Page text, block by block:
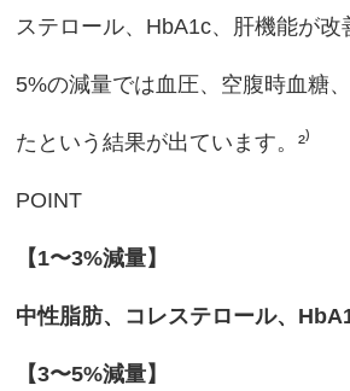
ステロール、HbA1c、肝機能が改
5%の減量では血圧、空腹時血糖
たという結果が出ています。²⁾
POINT
【1〜3%減量】
中性脂肪、コレステロール、
【3〜5%減量】